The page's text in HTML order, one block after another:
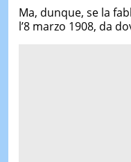
Ma, dunque, se la
l’8 marzo 1908, da